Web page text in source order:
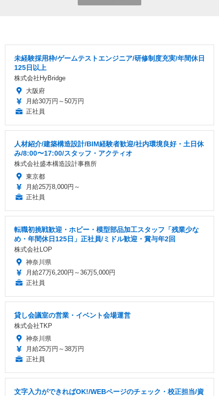
未経験採用枠/ゲームテストエンジニア/研修制度充実/年間休日
125日以上
株式会社HyBridge
大阪府
月給30万円～50万円
正社員
人材紹介/建築構造設計/BIM経験者歓迎/社内環境良好・土日休
み/8:00〜17:00/スタッフ・アクティオ
株式会社盛本構造設計事務所
東京都
月給25万8,000円～
正社員
転職初挑戦歓迎・ホビー・模型部品加工スタッフ「残業少な
め・年間休日125日」正社員/ミドル歓迎・賞与年2回
株式会社LOP
神奈川県
月給27万6,200円～36万5,000円
正社員
貸し会議室の営業・イベント会場運営
株式会社TKP
神奈川県
月給25万円～38万円
正社員
文字入力ができればOK!/WEBページのチェック・校正担当/資